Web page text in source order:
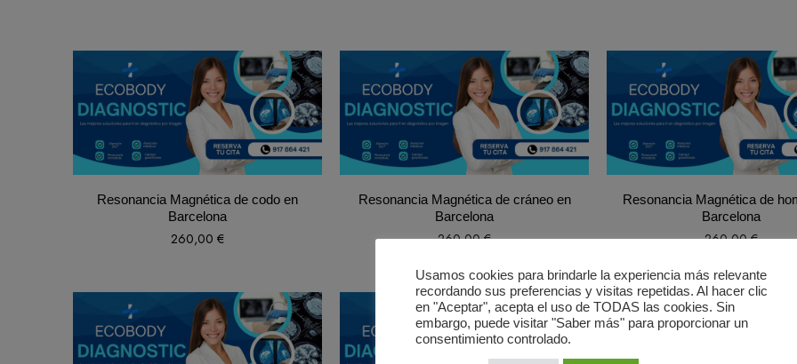
Resonancia Magnética de codo en
Barcelona
260,00 €
Resonancia Magnética de cráneo en
Barcelona
260,00€
Resonancia Magnética de
Barcelona
260,00€
Usamos cookies para brindarle la experiencia más relevante
recordando sus preferencias y visitas repetidas. Al hacer clic
en "Aceptar", acepta el uso de TODAS las cookies. Sin
embargo, puede visitar "Saber más" para proporcionar un
consentimiento controlado.